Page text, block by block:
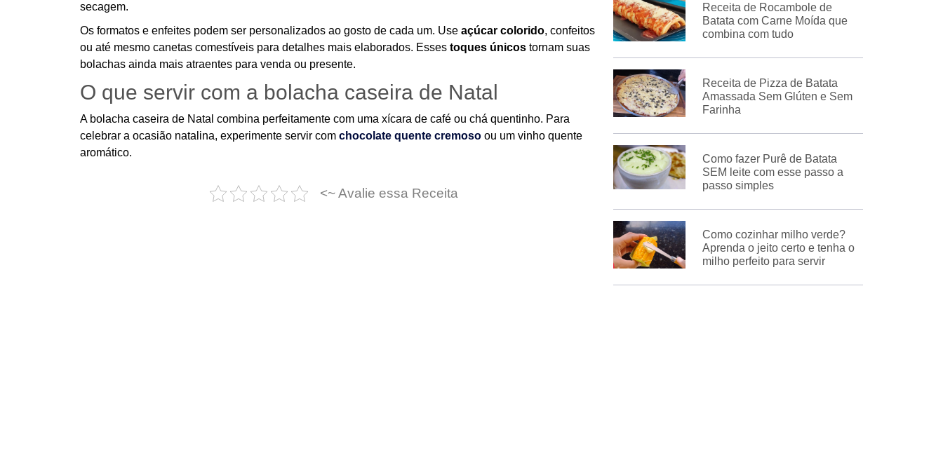
secagem.
Os formatos e enfeites podem ser personalizados ao gosto de cada um. Use açúcar colorido, confeitos
ou até mesmo canetas comestíveis para detalhes mais elaborados. Esses toques únicos tornam suas
bolachas ainda mais atraentes para venda ou presente.
O que servir com a bolacha caseira de Natal
A bolacha caseira de Natal combina perfeitamente com uma xícara de café ou chá quentinho. Para
celebrar a ocasião natalina, experimente servir com chocolate quente cremoso ou um vinho quente
aromático.
<~ Avalie essa Receita
Receita de Rocambole de
Batata com Carne Moída que
combina com tudo
Receita de Pizza de Batata
Amassada Sem Glúten e Sem
Farinha
Como fazer Purê de Batata
SEM leite com esse passo a
passo simples
Como cozinhar milho verde?
Aprenda o jeito certo e tenha o
milho perfeito para servir